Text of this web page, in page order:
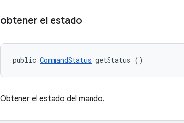
obtener el estado
public CommandStatus getStatus ()
Obtener el estado del mando.